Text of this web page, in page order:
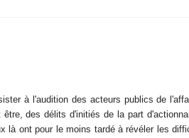
à l'audition des acteurs publics de
des délits d'initiés de la part
là ont pour le moins tardé à révéler les